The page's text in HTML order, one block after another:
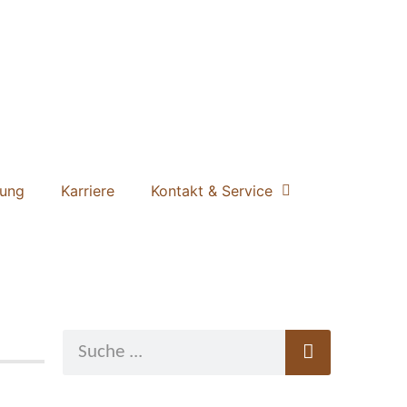
Karriere Kontakt & Service